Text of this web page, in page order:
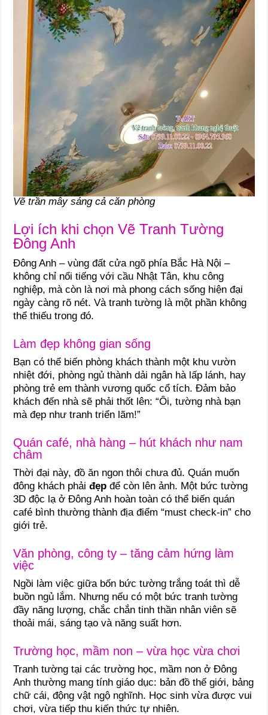
Vẽ trần mây sáng cả căn phòng
Lợi ích khi chọn Vẽ Tranh Tường
Đông Anh
Đông Anh – vùng đất cửa ngõ phía Bắc Hà Nội –
không chỉ nổi tiếng với cầu Nhật Tân, khu công
nghiệp, mà còn là nơi mà phong cách sống hiện đại
ngày càng rõ nét. Và tranh tường là một phần không
thể thiếu trong đó.
Làm đẹp không gian sống
Bạn có thể biến phòng khách thành một khu vườn
nhiệt đới, phòng ngủ thành dải ngân hà lấp lánh, hay
phòng trẻ em thành vương quốc cổ tích. Đảm bảo
khách đến nhà sẽ phải thốt lên: “Ôi, tường nhà bạn
mà đẹp như tranh triển lãm!”
Quán café, nhà hàng – hút khách như nam
châm
Thời đại này, đồ ăn ngon thôi chưa đủ. Quán muốn
đông khách phảiđẹp để còn lên ảnh. Một bức tường
3D độc lạ ở Đông Anh hoàn toàn có thể biến quán
café bình thường thành địa điểm “must check-in” cho
giới trẻ.
Văn phòng, công ty – tăng cảm hứng làm
việc
Ngồi làm việc giữa bốn bức tường trắng toát thì dễ
buồn ngủ lắm. Nhưng nếu có một bức tranh tường
đầy năng lượng, chắc chắn tinh thần nhân viên sẽ
thoải mái, sáng tạo và năng suất hơn.
Trường học, mầm non – vừa học vừa chơi
Tranh tường tại các trường học, mầm non ở Đông
Anh thường mang tính giáo dục: bản đồ thế giới, bảng
chữ cái, động vật ngộ nghĩnh. Học sinh vừa được vui
chơi, vừa tiếp thu kiến thức tự nhiên.